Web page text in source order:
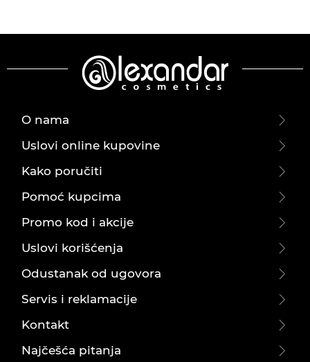
O nama
Uslovi online kupovine
Kako poručiti
Pomoć kupcima
Promo kod i akcije
Uslovi korišćenja
Odustanak od ugovora
Servis i reklamacije
Kontakt
Najčešća pitanja